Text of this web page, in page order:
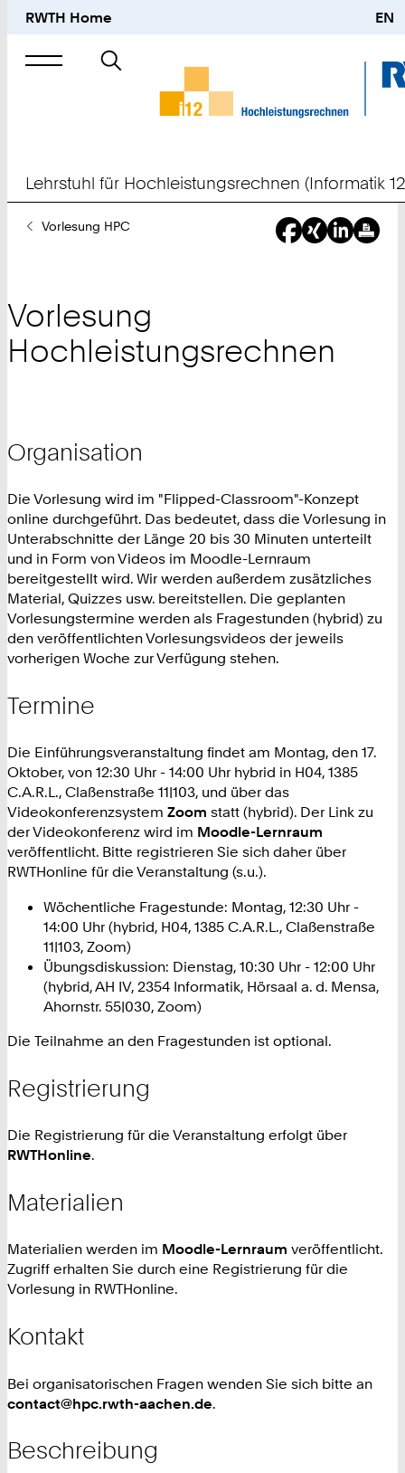
RWTH Home EN
Suche
nach
Lehrstuhl für Hochleistungsrechnen (Informatik
SieVorlesung HPC
Vorlesung
Hochleistungsrechnen
Organisation
Die Vorlesung wird im "Flipped-Classroom"-Konzept
online durchgeführt. Das bedeutet, dass die Vorlesung in
Unterabschnitte der Länge 20 bis 30 Minuten unterteilt
und in Form von Videos im Moodle-Lernraum
bereitgestellt wird. Wir werden außerdem zusätzliches
Material, Quizzes usw. bereitstellen. Die geplanten
Vorlesungstermine werden als Fragestunden (hybrid) zu
den veröffentlichten Vorlesungsvideos der jeweils
vorherigen Woche zur Verfügung stehen.
Termine
Die Einführungsveranstaltung findet am Montag, den 17.
Oktober, von 12:30 Uhr - 14:00 Uhr hybrid in H04, 1385
C.A.R.L., Claßenstraße 11|103, und über das
Videokonferenzsystem Zoom statt (hybrid). Der Link zu
der Videokonferenz wird im Moodle-Lernraum
veröffentlicht. Bitte registrieren Sie sich daher über
RWTHonline für die Veranstaltung (s.u.).
Wöchentliche Fragestunde: Montag, 12:30 Uhr -
14:00 Uhr (hybrid, H04, 1385 C.A.R.L., Claßenstraße
11|103, Zoom)
Übungsdiskussion: Dienstag, 10:30 Uhr - 12:00 Uhr
(hybrid,AH IV, 2354 Informatik, Hörsaal a. d. Mensa,
Ahornstr. 55|030, Zoom)
Die Teilnahme an den Fragestunden ist optional.
Registrierung
Die Registrierung für die Veranstaltung erfolgt über
RWTHonline.
Materialien
Materialien werden im Moodle-Lernraum veröffentlicht.
Zugriff erhalten Sie durch eine Registrierung für die
Vorlesung in RWTHonline.
Kontakt
Bei organisatorischen Fragen wenden Sie sich bitte an
contact@hpc.rwth-aachen.de.
Beschreibung